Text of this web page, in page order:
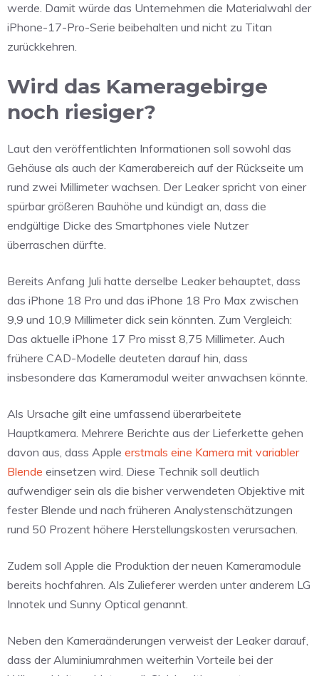
werde. Damit würde das Unternehmen die Materialwahl der
iPhone-17-Pro-Serie beibehalten und nicht zu Titan
zurückkehren.
Wird das Kameragebirge
noch riesiger?
Laut den veröffentlichten Informationen soll sowohl das
Gehäuse als auch der Kamerabereich auf der Rückseite um
rund zwei Millimeter wachsen. Der Leaker spricht von einer
spürbar größeren Bauhöhe und kündigt an, dass die
endgültige Dicke des Smartphones viele Nutzer
überraschen dürfte.
Bereits Anfang Juli hatte derselbe Leaker behauptet, dass
das iPhone 18 Pro und das iPhone 18 Pro Max zwischen
9,9 und 10,9 Millimeter dick sein könnten. Zum Vergleich:
Das aktuelle iPhone 17 Pro misst 8,75 Millimeter. Auch
frühere CAD-Modelle deuteten darauf hin, dass
insbesondere das Kameramodul weiter anwachsen könnte.
Als Ursache gilt eine umfassend überarbeitete
Hauptkamera. Mehrere Berichte aus der Lieferkette gehen
davon aus, dass Apple erstmals eine Kamera mit variabler
Blende einsetzen wird. Diese Technik soll deutlich
aufwendiger sein als die bisher verwendeten Objektive mit
fester Blende und nach früheren Analystenschätzungen
rund 50 Prozent höhere Herstellungskosten verursachen.
Zudem soll Apple die Produktion der neuen Kameramodule
bereits hochfahren. Als Zulieferer werden unter anderem LG
Innotek und Sunny Optical genannt.
Neben den Kameraänderungen verweist der Leaker darauf,
dass der Aluminiumrahmen weiterhin Vorteile bei der